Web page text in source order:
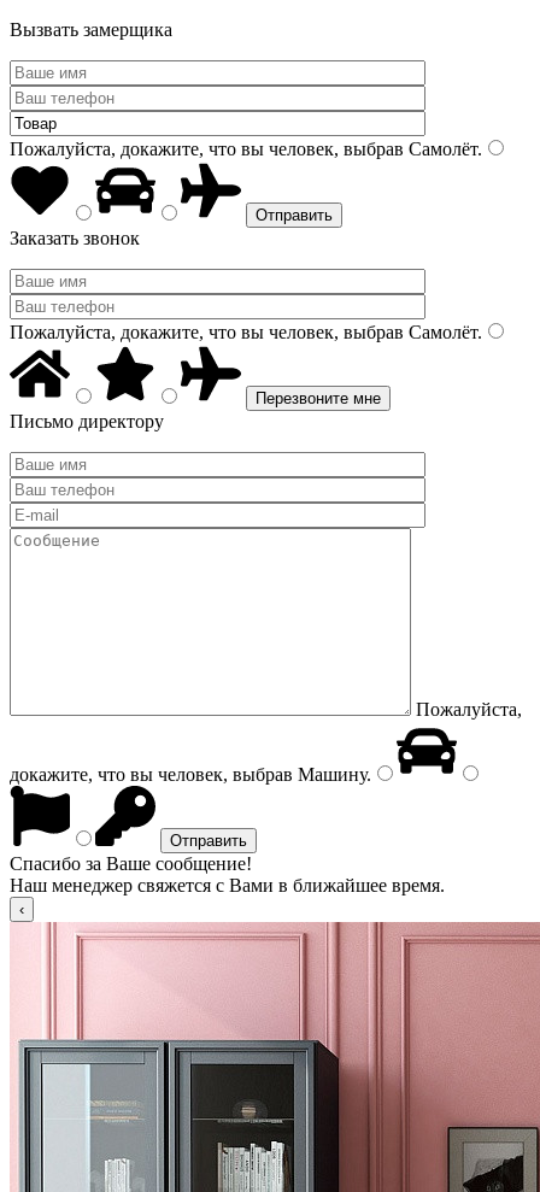
Вызвать замерщика
Пожалуйста, докажите, что вы человек, выбрав Самолёт.
Заказать звонок
Пожалуйста, докажите, что вы человек, выбрав Самолёт.
Письмо директору
Пожалуйста,
докажите, что вы человек, выбрав Машину.
Спасибо за Ваше сообщение!
Наш менеджер свяжется с Вами в ближайшее время.